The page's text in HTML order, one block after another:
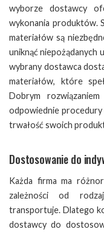
wyborze dostawcy
wykonania produktów.
materiałów są
uniknąć niepożądanych
wybrany dostawca
materiałów, które
Dobrym
odpowiednie
trwałość swoich
Dostosowanie do
Każda firma ma
zależności od
transportuje. Dlatego
dostawcy do